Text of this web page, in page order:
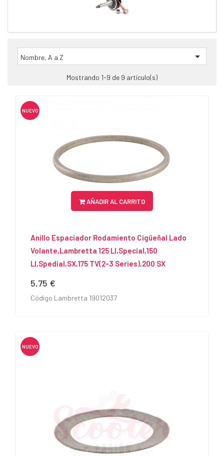
Nombre, A a Z 
Mostrando 1-9 de 9 artículo(s)
NUEVO
AÑADIR AL CARRITO
Anillo Espaciador Rodamiento Cigüeñal Lado
Volante,Lambretta 125 LI,Special,150
LI,Spedial,SX,175 TV(2-3 Series),200 SX
Precio
5,75 €
Código Lambretta 19012037
NUEVO